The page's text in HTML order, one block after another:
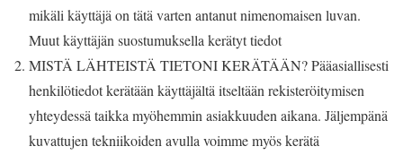
mikäli käyttäjä on tätä varten antanut nimenomaisen luvan.
Muut käyttäjän suostumuksella kerätyt tiedot
MISTÄ LÄHTEISTÄ TIETONI KERÄTÄÄN? Pääasiallisesti
henkilötiedot kerätään käyttäjältä itseltään rekisteröitymisen
yhteydessä taikka myöhemmin asiakkuuden aikana. Jäljempänä
kuvattujen tekniikoiden avulla voimme myös kerätä